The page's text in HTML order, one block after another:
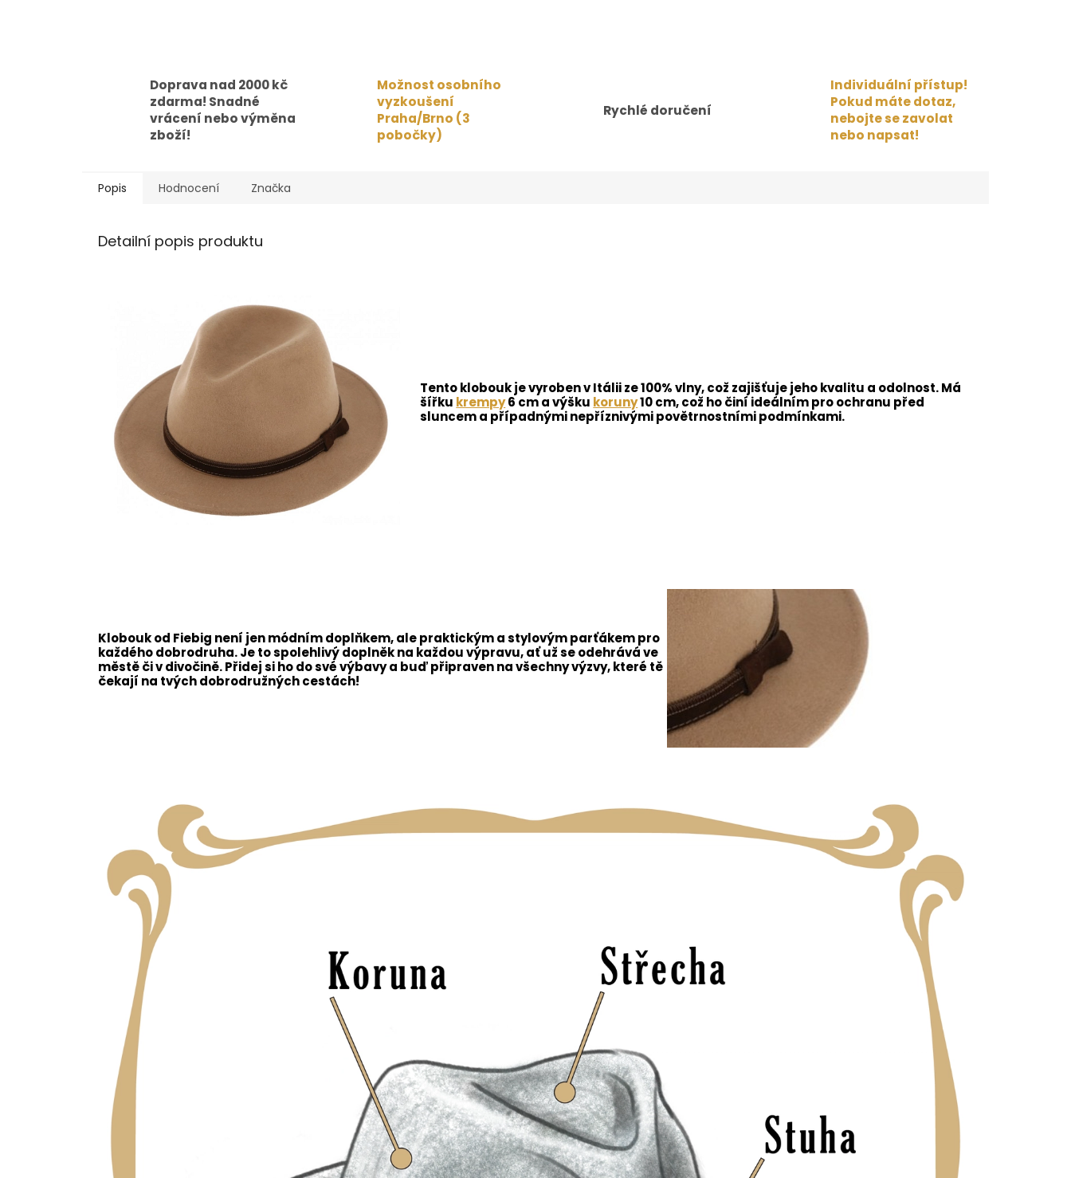
Doprava nad 2000 kč
zdarma! Snadné
vrácení nebo výměna
zboží!
Možnost osobního
vyzkoušení
Praha/Brno (3
pobočky)
Rychlé doručení
Individuální přístup!
Pokud máte dotaz,
nebojte se zavolat
nebo napsat!
Popis Hodnocení Značka
Detailní popis produktu
Tento klobouk je vyroben v Itálii ze 100% vlny, což zajišťuje jeho kvalitu a odolnost. Má
šířku krempy6 cm a výšku koruny10 cm, což ho činí ideálním pro ochranu před
sluncem a případnými nepříznivými povětrnostními podmínkami.
Klobouk od Fiebig není jen módním doplňkem, ale praktickým a stylovým parťákem pro
každého dobrodruha. Je to spolehlivý doplněk na každou výpravu, ať už se odehrává ve
městě či v divočině. Přidej si ho do své výbavy a buď připraven na všechny výzvy, které tě
čekají na tvých dobrodružných cestách!